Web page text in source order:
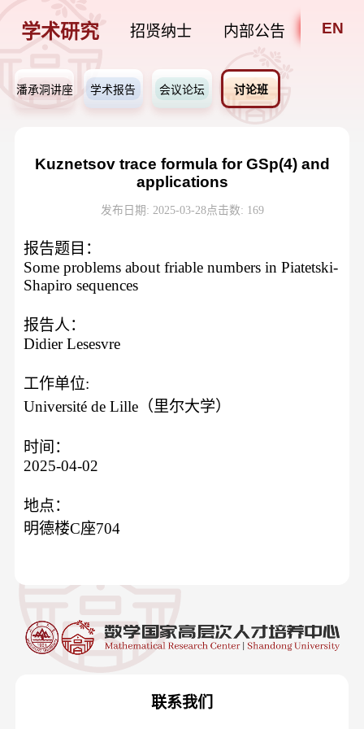
学术研究 招贤纳士 内部公告 EN
潘承洞讲座 学术报告 会议论坛 讨论班
Kuznetsov trace formula for GSp(4) and
applications
发布日期: 2025-03-28点击数: 169
报告题目：
Some problems about friable numbers in Piatetski-
Shapiro sequences
报告人：
Didier Lesesvre
工作单位:
Université de Lille（里尔大学）
时间：
2025-04-02
地点：
明德楼C座704
联系我们